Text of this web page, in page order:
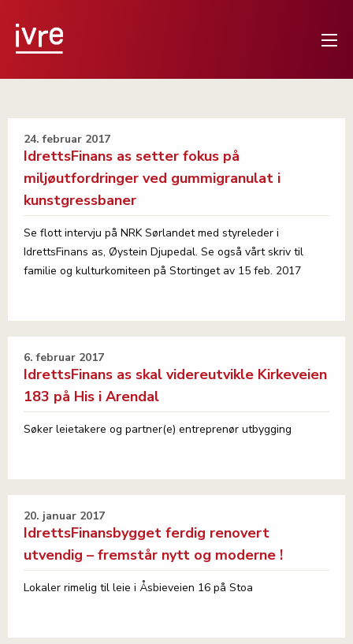
24. februar 2017
IdrettsFinans as setter fokus på
miljøutfordringer ved gummigranulat i
kunstgressbaner
Se flott intervju på NRK Sørlandet med styreleder i
IdrettsFinans as, Øystein Djupedal. Se også vårt skriv til
familie og kulturkomiteen på Stortinget av 15 feb. 2017
6. februar 2017
IdrettsFinans as skal videreutvikle Kirkeveien
183 på His i Arendal
Søker leietakere og partner(e) entreprenør utbygging
20. januar 2017
IdrettsFinansbygget ferdig renovert
utvendig – fremstår nytt og moderne !
Lokaler rimelig til leie i Åsbieveien 16 på Stoa